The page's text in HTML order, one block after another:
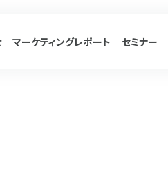
マーケティングレポート セミナー